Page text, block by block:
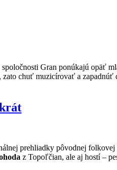
Gran ponúkajú opäť
zato chuť muzicírovať a zapadnúť
prehliadky pôvodnej
z Topoľčian, ale aj hostí –